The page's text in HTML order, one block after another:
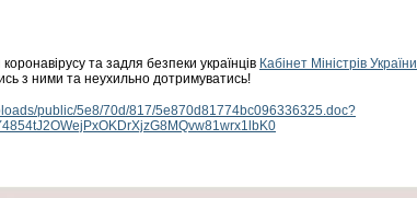
та задля безпеки українців Кабінет Міністрів України
з ними та неухильно дотримуватись!
public/5e8/70d/817/5e870d81774bc096336325.doc?